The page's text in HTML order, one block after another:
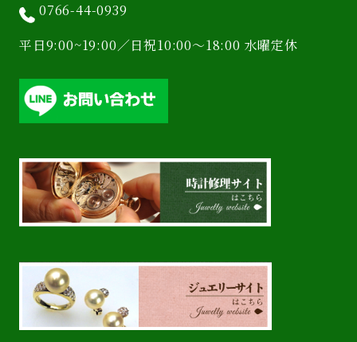
0766-44-0939
平日9:00~19:00／日祝10:00〜18:00 水曜定休